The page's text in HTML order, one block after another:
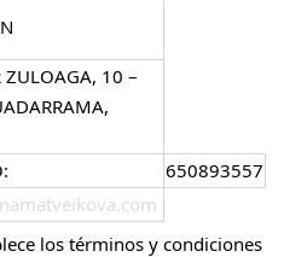
ZULOAGA, 10 –
650893557
los términos y condiciones